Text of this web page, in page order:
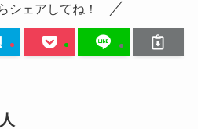
シェアしてね！